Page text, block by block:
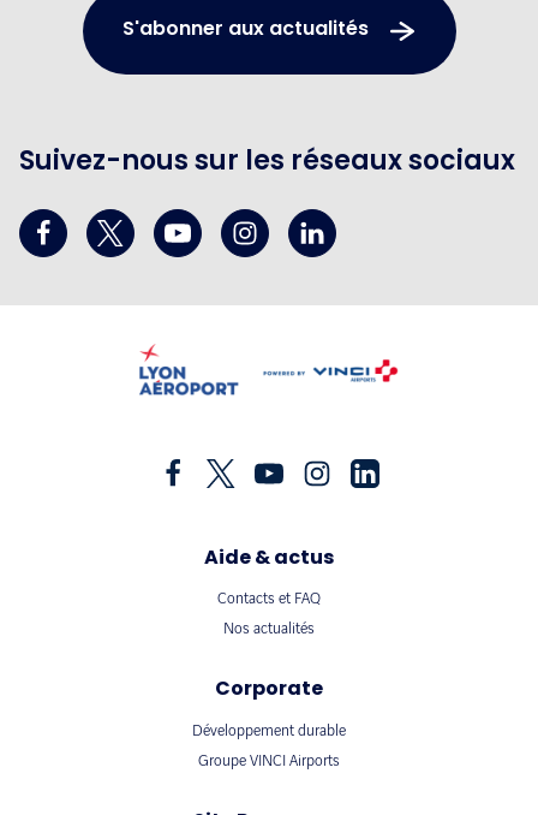
S'abonner aux actualités
Suivez-nous sur les réseaux sociaux
Aide & actus
Contacts et FAQ
Nos actualités
Corporate
Développement durable
Groupe VINCI Airports